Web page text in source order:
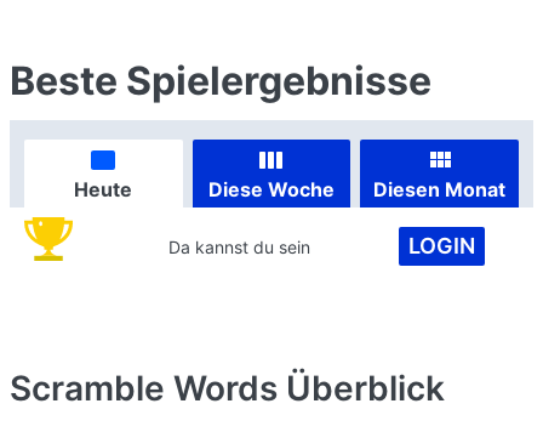
Beste Spielergebnisse
Heute Diese Woche Diesen Monat
Da kannst du sein LOGIN
Scramble Words Überblick